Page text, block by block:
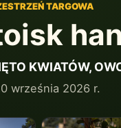
TARGOWA
KWIATÓW,
września 2026 r.